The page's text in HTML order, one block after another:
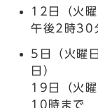
12日（火
午後2時30
5日（火曜
日）
19日（火
10時まで